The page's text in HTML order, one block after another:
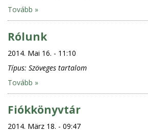
Tovább »
Rólunk
2014. Mai 16. - 11:10
Típus: Szöveges tartalom
Tovább »
Fiókkönyvtár
2014. März 18. - 09:47